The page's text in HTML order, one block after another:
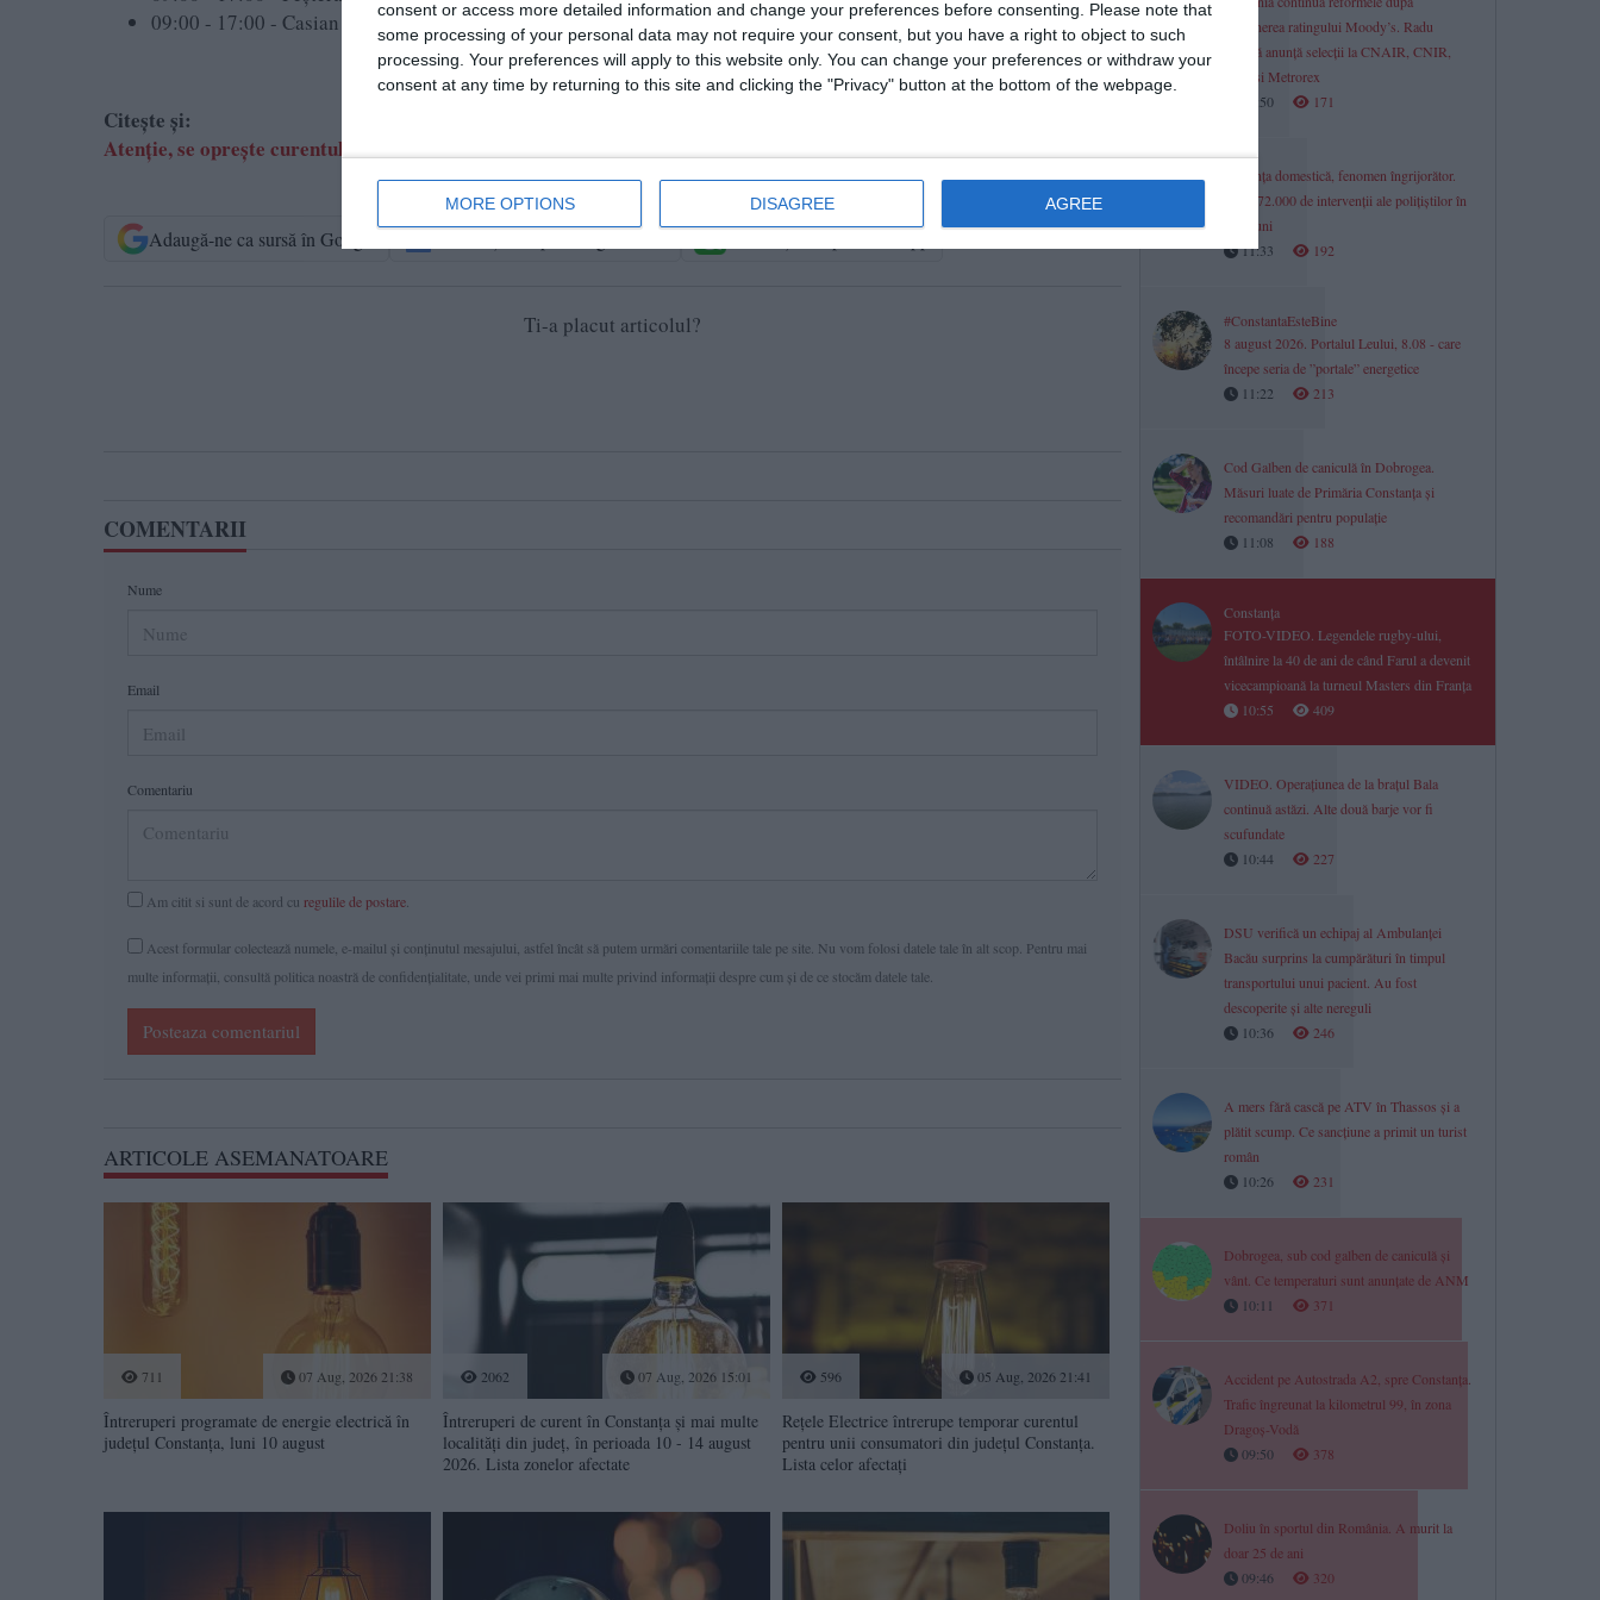
consent or access more detailed information and change your preferences before consenting.
Please note that
some processing of your personal data may not require your consent, but you have a right to object to such
processing. Your preferences will apply to this website only. You can change your preferences or withdraw your
consent at any time by returning to this site and clicking the "Privacy" button at the bottom of the webpage.
MORE OPTIONS DISAGREE AGREE
09:00 - 17:00 - Casian - Alte detalii: Casian - întrerupere totală.
Citește și:
Atenție, se oprește curentul! Lista localităților și străzilor afectate din județul Constanța în următoarea perioadă
Adaugă-ne ca sursă în Google
Ti-a placut articolul?
COMENTARII
Nume
Email
Comentariu
Am citit si sunt de acord cu regulile de postare
Acest formular colectează numele, e-mailul şi conținutul mesajului, astfel încât să putem urmări comentariile tale pe site. Nu vom folosi datele tale în alt scop. Pentru mai
multe informaţii, consultă politica noastră de confidenţialitate, unde vei primi mai multe privind informaţii despre cum și de ce stocăm datele tale.
Posteaza comentariul
ARTICOLE ASEMANATOARE
711 07 Aug, 2026 21:38
Întreruperi programate de energie electrică în
județul Constanța, luni 10 august
2062 07 Aug, 2026 15:01
Întreruperi de curent în Constanța și mai multe
localități din județ, în perioada 10 - 14 august
2026. Lista zonelor afectate
596 05 Aug, 2026 21:41
Rețele Electrice întrerupe temporar curentul
pentru unii consumatori din județul Constanța.
Lista celor afectați
menținerea ratingului Moody’s. Radu
Miruță anunță selecții la CNAIR, CNIR,
CFR și Metrorex
11:50
171
Violența domestică, fenomen îngrijorător.
Peste 72.000 de intervenții ale polițiștilor în
șase luni
11:33
192
#ConstantaEsteBine
8 august 2026. Portalul Leului, 8.08 - care
începe seria de ”portale” energetice
11:22
213
Cod Galben de caniculă în Dobrogea.
Măsuri luate de Primăria Constanța și
recomandări pentru populație
11:08
188
Constanța
FOTO-VIDEO. Legendele rugby-ului,
întâlnire la 40 de ani de când Farul a devenit
vicecampioană la turneul Masters din Franța
10:55
409
VIDEO. Operațiunea de la brațul Bala
continuă astăzi. Alte două barje vor fi
scufundate
10:44
227
DSU verifică un echipaj al Ambulanței
Bacău surprins la cumpărături în timpul
transportului unui pacient. Au fost
descoperite și alte nereguli
10:36
246
A mers fără cască pe ATV în Thassos și a
plătit scump. Ce sancțiune a primit un turist
român
10:26
231
Dobrogea, sub cod galben de caniculă și
vânt. Ce temperaturi sunt anunțate de ANM
10:11
371
Accident pe Autostrada A2, spre Constanța.
Trafic îngreunat la kilometrul 99, în zona
Dragoș-Vodă
09:50
378
Doliu în sportul din România. A murit la
doar 25 de ani
09:46
320